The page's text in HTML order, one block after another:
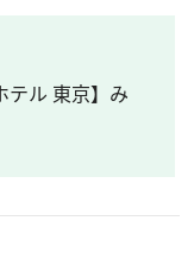
テル 東京】み